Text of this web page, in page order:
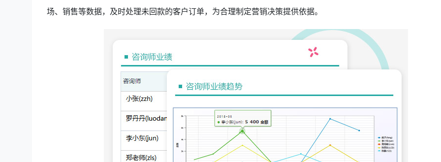
场、销售等数据，及时处理未回款的客户订单，为合理制定营销决策提供依据。